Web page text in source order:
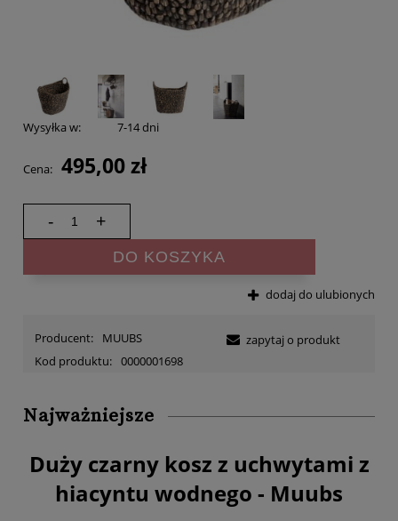
Wysyłka w: 7-14 dni
Cena: 495,00 zł
- +
DO KOSZYKA
dodaj do ulubionych
Producent:
MUUBS
Kod produktu: 0000001698
zapytaj o produkt
Najważniejsze
Duży czarny kosz z uchwytami z
hiacyntu wodnego - Muubs